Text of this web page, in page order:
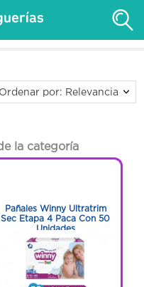
Ordenar por: Relevancia
la categoría
Pañales Winny Ultratrim
Sec Etapa 4 Paca Con 50
Unidades